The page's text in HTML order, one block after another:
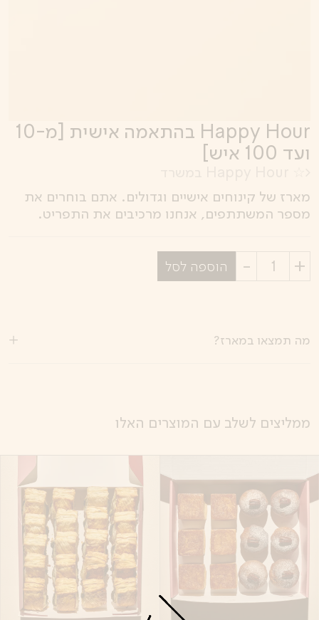
Happy Hour בהתאמה אישית [מ-10
ועד 100 איש]
מארז של קינוחים אישיים וגדולים. אתם בוחרים את
מספר המשתתפים, אנחנו מרכיבים את התפריט.
בחר
הוספה לסל
מה תמצאו במארז?
ממליצים לשלב עם המוצרים האלו